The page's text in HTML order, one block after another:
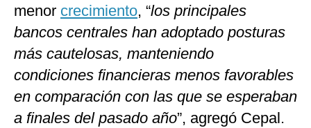
menor crecimiento, “los principales
bancos centrales han adoptado posturas
más cautelosas, manteniendo
condiciones financieras menos favorables
en comparación con las que se esperaban
a finales del pasado año”, agregó Cepal.